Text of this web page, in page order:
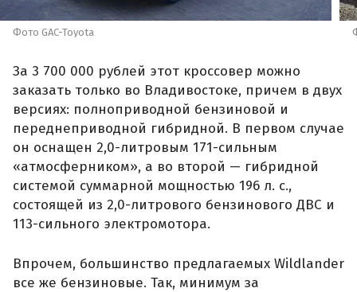
Фото GAC-Toyota
За 3 700 000 рублей этот кроссовер можно
заказать только во Владивостоке, причем в двух
версиях: полноприводной бензиновой и
переднеприводной гибридной. В первом случае
он оснащен 2,0-литровым 171-сильным
«атмосферником», а во второй — гибридной
системой суммарной мощностью 196 л. с.,
состоящей из 2,0-литрового бензинового ДВС и
113-сильного электромотора.
Впрочем, большинство предлагаемых Wildlander
все же бензиновые. Так, минимум за